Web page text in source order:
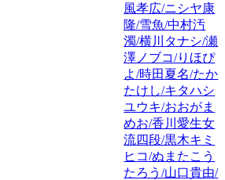
風孝広/ニシヤ康
隆/雪魚/中村汚
濁/横川タナシ/瀬
澤ノブコ/りほぴ
よ/時田夏名/たか
たけし/キタハシ
ユウキ/おおがま
めお/香川愛生女
流四段/黒木キミ
ヒコ/ぬまたこう
たろう/山口貴由/